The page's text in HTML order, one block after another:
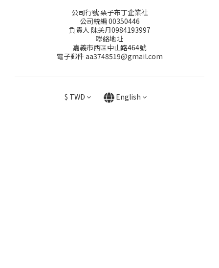
公司行號 栗子布丁企業社
公司統編 00350446
負責人 陳美月0984193997
聯絡地址
嘉義市西區中山路464號
電子郵件 aa3748519@gmail.com
$ TWD English